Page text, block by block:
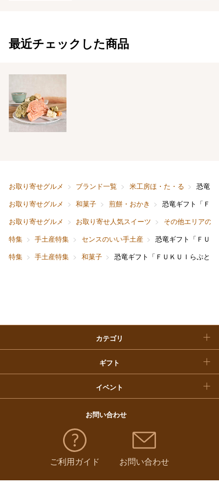
最近チェックした商品
お取り寄せグルメ ブランド一覧 米工房ほ・た・る
恐竜
お取り寄せグルメ
和菓子 煎餅・おかき
恐竜ギフト「Ｆ
お取り寄せグルメ
お取り寄せ人気スイーツ
その他エリアの
特集
手土産特集 センスのいい手土産
恐竜ギフト「ＦＵ
特集
手土産特集 和菓子 恐竜ギフト「ＦＵＫＵＩらぷとる
カテゴリ
ファッション
ホーム＆インテリア
ベビー＆キッズ
ギフト
出産内祝い
結婚内祝い
お香典返し
快気祝い
イベント
バレンタインチョコレート
父の日
お中元
敬老の日
福袋
お問い合わせ
ご利用ガイド お問い合わせ